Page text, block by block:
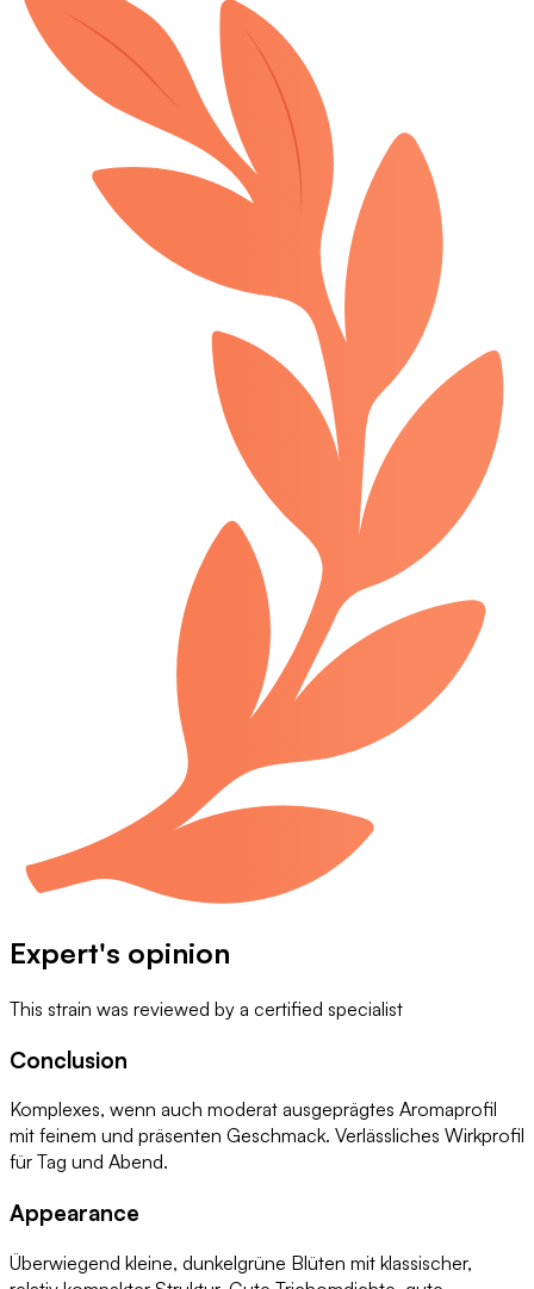
Expert's opinion
This strain was reviewed by a certified specialist
Conclusion
Komplexes, wenn auch moderat ausgeprägtes Aromaprofil
mit feinem und präsenten Geschmack. Verlässliches Wirkprofil
für Tag und Abend.
Appearance
Überwiegend kleine, dunkelgrüne Blüten mit klassischer,